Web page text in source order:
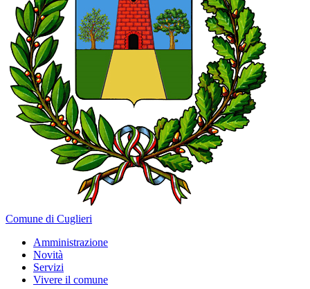
Comune di Cuglieri
Amministrazione
Novità
Servizi
Vivere il comune